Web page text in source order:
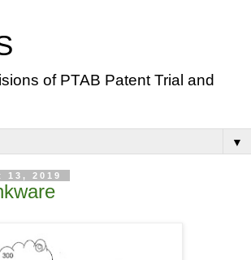
of PTAB Patent Trial and
▼
13, 2019